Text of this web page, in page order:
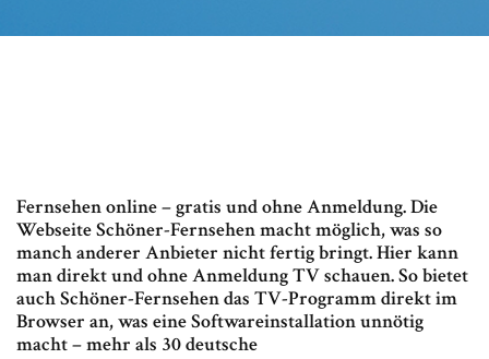
Fernsehen online – gratis und ohne Anmeldung. Die
Webseite Schöner-Fernsehen macht möglich, was so
manch anderer Anbieter nicht fertig bringt. Hier kann
man direkt und ohne Anmeldung TV schauen. So bietet
auch Schöner-Fernsehen das TV-Programm direkt im
Browser an, was eine Softwareinstallation unnötig
macht – mehr als 30 deutsche